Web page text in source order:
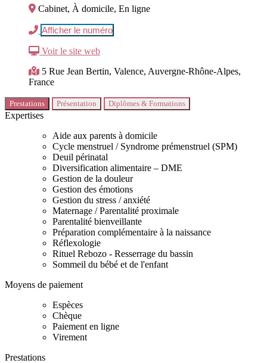
Cabinet, À domicile, En ligne
Afficher le numéro
Voir le site web
5 Rue Jean Bertin, Valence, Auvergne-Rhône-Alpes,
France
Prestations Présentation Diplômes & Formations
Expertises
Aide aux parents à domicile
Cycle menstruel / Syndrome prémenstruel (SPM)
Deuil périnatal
Diversification alimentaire – DME
Gestion de la douleur
Gestion des émotions
Gestion du stress / anxiété
Maternage / Parentalité proximale
Parentalité bienveillante
Préparation complémentaire à la naissance
Réflexologie
Rituel Rebozo - Resserrage du bassin
Sommeil du bébé et de l'enfant
Moyens de paiement
Espèces
Chèque
Paiement en ligne
Virement
Prestations